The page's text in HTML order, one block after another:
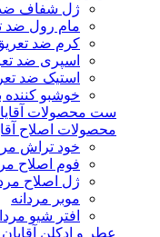
ژل شفاف ضد
مام رول ضد
کرم ضد
اسپری ضد
استیک ضد
خوشبو کننده
ست محصولات
محصولات اصلاح
خود تراش
فوم اصلاح
ژل اصلاح
موبر مردانه
افتر شیو
عطر و ادکلن آقایان